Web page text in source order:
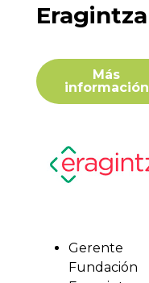
Eragintza
Más
información
Gerente
Fundación